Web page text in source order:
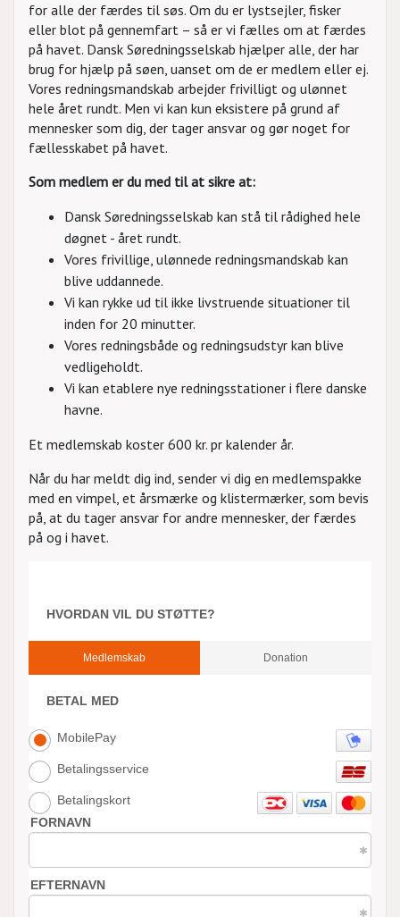
for alle der færdes til søs. Om du er lystsejler, fisker
eller blot på gennemfart – så er vi fælles om at færdes
på havet. Dansk Søredningsselskab hjælper alle, der har
brug for hjælp på søen, uanset om de er medlem eller ej.
Vores redningsmandskab arbejder frivilligt og ulønnet
hele året rundt. Men vi kan kun eksistere på grund af
mennesker som dig, der tager ansvar og gør noget for
fællesskabet på havet.
Som medlem er du med til at sikre at:
Dansk Søredningsselskab kan stå til rådighed hele
døgnet - året rundt.
Vores frivillige, ulønnede redningsmandskab kan
blive uddannede.
Vi kan rykke ud til ikke livstruende situationer til
inden for 20 minutter.
Vores redningsbåde og redningsudstyr kan blive
vedligeholdt.
Vi kan etablere nye redningsstationer i flere danske
havne.
Et medlemskab koster 600 kr. pr kalender år.
Når du har meldt dig ind, sender vi dig en medlemspakke
med en vimpel, et årsmærke og klistermærker, som bevis
på, at du tager ansvar for andre mennesker, der færdes
på og i havet.